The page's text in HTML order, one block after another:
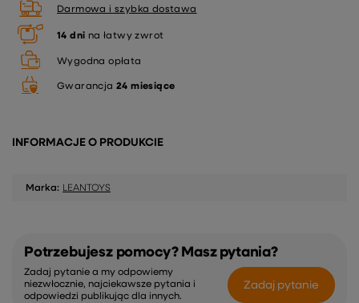
Darmowa i szybka dostawa
14 dni na łatwy zwrot
Wygodna opłata
Gwarancja 24 miesiące
INFORMACJE O PRODUKCIE
Marka: LEANTOYS
Potrzebujesz pomocy? Masz pytania?
Zadaj pytanie a my odpowiemy
niezwłocznie, najciekawsze pytania i
odpowiedzi publikując dla innych.
Zadaj pytanie